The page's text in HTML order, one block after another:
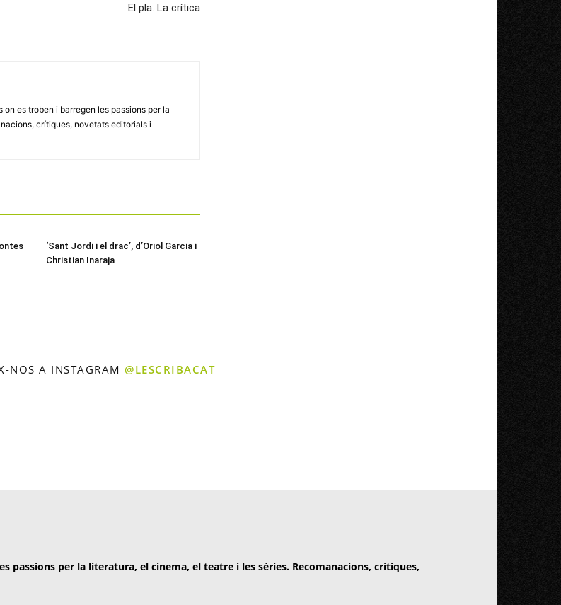
El pla. La crítica
es troben i barregen les passions per la
crítiques, novetats editorials i
‘Sant Jordi i el drac’, d’Oriol Garcia i
Christian Inaraja
NOS A INSTAGRAM @LESCRIBACAT
passions per la literatura, el cinema, el teatre i les sèries. Recomanacions, crítiques,